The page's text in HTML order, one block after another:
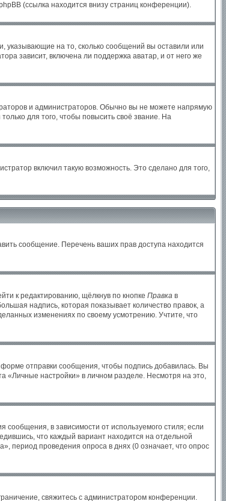
(ссылка находится внизу страниц конференции).
указывающие на то, сколько сообщений вы оставили или
зависит, включена ли поддержка аватар, и от него же
и администраторов. Обычно вы не можете напрямую
для того, чтобы повысить своё звание. На
включил такую возможность. Это сделано для того,
сообщение. Перечень ваших прав доступа находится
к редактированию, щёлкнув по кнопке Правка в
надпись, которая показывает количество правок, а
изменениях по своему усмотрению. Учтите, что
форме отправки сообщения, чтобы подпись добавилась. Вы
«Личные настройки» в личном разделе. Несмотря на это,
сообщения, в зависимости от используемого стиля; если
что каждый вариант находится на отдельной
период проведения опроса в днях (0 означает, что опрос
свяжитесь с администратором конференции.